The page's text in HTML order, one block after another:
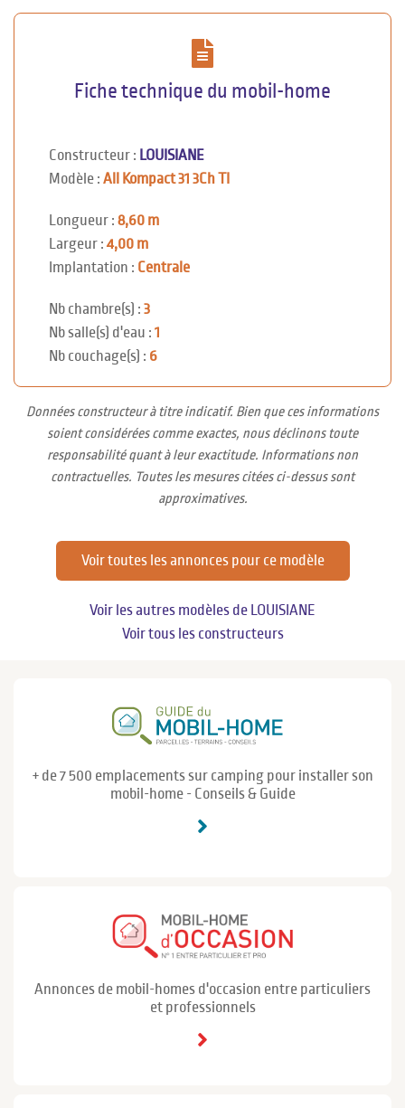
Fiche technique du mobil-home
Constructeur : LOUISIANE
Modèle : All Kompact 31 3Ch TI
Longueur : 8,60 m
Largeur : 4,00 m
Implantation : Centrale
Nb chambre(s) : 3
Nb salle(s) d'eau : 1
Nb couchage(s) : 6
Données constructeur à titre indicatif. Bien que ces informations
soient considérées comme exactes, nous déclinons toute
responsabilité quant à leur exactitude. Informations non
contractuelles. Toutes les mesures citées ci-dessus sont
approximatives.
Voir toutes les annonces pour ce modèle
Voir les autres modèles de LOUISIANE
Voir tous les constructeurs
+ de 7 500 emplacements sur camping pour installer son
mobil-home - Conseils & Guide
Annonces de mobil-homes d'occasion entre particuliers
et professionnels